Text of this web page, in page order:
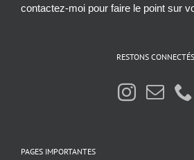
contactez-moi pour faire le point sur
RESTONS CONNECTÉS
PAGES IMPORTANTES